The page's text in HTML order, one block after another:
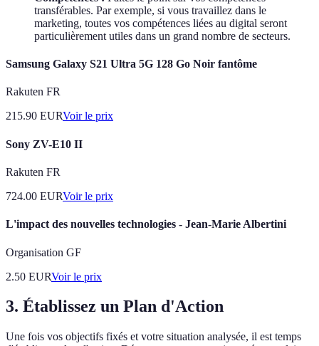
transférables. Par exemple, si vous travaillez dans le
marketing, toutes vos compétences liées au digital seront
particulièrement utiles dans un grand nombre de secteurs.
Samsung Galaxy S21 Ultra 5G 128 Go Noir fantôme
Rakuten FR
215.90 EURVoir le prix
Sony ZV-E10 II
Rakuten FR
724.00 EURVoir le prix
L'impact des nouvelles technologies - Jean-Marie Albertini
Organisation GF
2.50 EURVoir le prix
3. Établissez un Plan d'Action
Une fois vos objectifs fixés et votre situation analysée, il est temps